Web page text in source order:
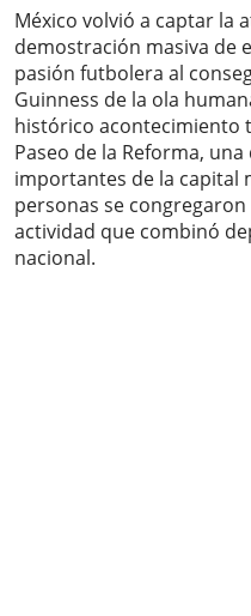
México volvió a captar la
demostración masiva de
pasión futbolera al
Guinness de la ola
histórico acontecimiento
Paseo de la Reforma,
importantes de la capital
personas se
actividad que combinó
nacional.